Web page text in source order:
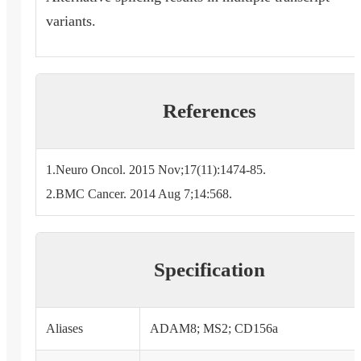
variants.
References
1.Neuro Oncol. 2015 Nov;17(11):1474-85.
2.BMC Cancer. 2014 Aug 7;14:568.
Specification
Aliases ADAM8; MS2; CD156a